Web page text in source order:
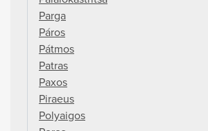
Parga
Páros
Pátmos
Patras
Paxos
Piraeus
Polyaigos